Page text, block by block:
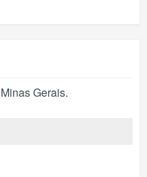
Minas Gerais.